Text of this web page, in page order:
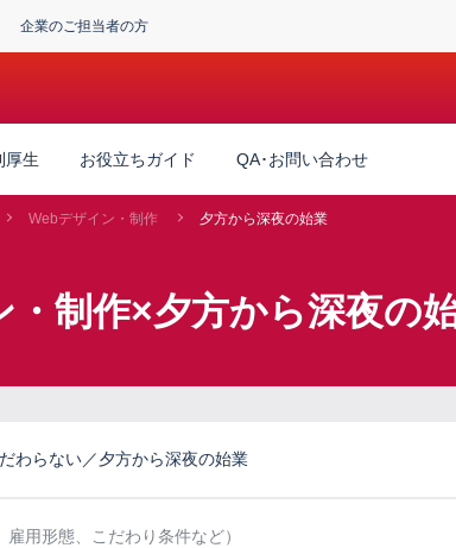
企業のご担当者の方
厚生 お役立ちガイド QA･お問い合わせ
Webデザイン・制作 夕方から深夜の始業
・制作×夕方から深夜の
わらない／夕方から深夜の始業
雇用形態、こだわり条件など）